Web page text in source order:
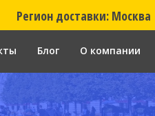
Регион доставки: Москва
Блог О компании